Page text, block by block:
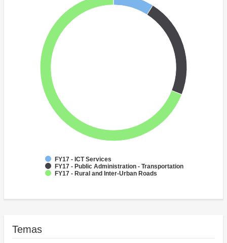
FY17 - ICT Services
FY17 - Public Administration - Transportation
FY17 - Rural and Inter-Urban Roads
Temas